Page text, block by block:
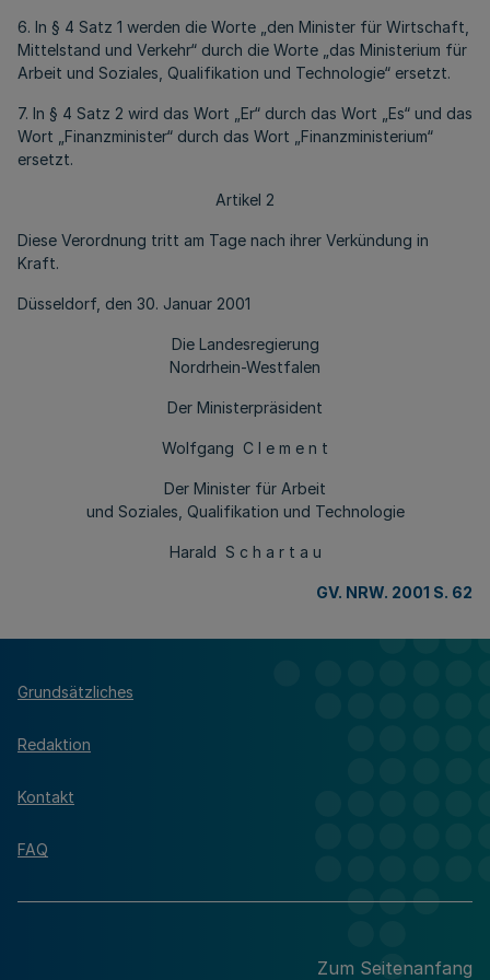
6. In § 4 Satz 1 werden die Worte „den Minister für Wirtschaft,
Mittelstand und Verkehr“ durch die Worte „das Ministerium für
Arbeit und Soziales, Qualifikation und Technologie“ ersetzt.
7. In § 4 Satz 2 wird das Wort „Er“ durch das Wort „Es“ und das
Wort „Finanzminister“ durch das Wort „Finanzministerium“
ersetzt.
Artikel 2
Diese Verordnung tritt am Tage nach ihrer Verkündung in
Kraft.
Düsseldorf, den 30. Januar 2001
Die Landesregierung
Nordrhein-Westfalen
Der Ministerpräsident
Wolfgang C l e m e n t
Der Minister für Arbeit
und Soziales, Qualifikation und Technologie
Harald S c h a r t a u
GV. NRW. 2001 S. 62
Grundsätzliches
Redaktion
Kontakt
FAQ
Zum Seitenanfang